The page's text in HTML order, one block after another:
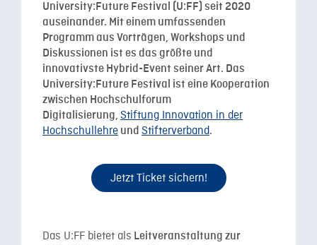
University:Future Festival (U:FF) seit 2020
auseinander. Mit einem umfassenden
Programm aus Vorträgen, Workshops und
Diskussionen ist es das größte und
innovativste Hybrid-Event seiner Art. Das
University:Future Festival ist eine Kooperation
zwischen Hochschulforum
Digitalisierung, Stiftung Innovation in der
Hochschullehre und Stifterverband.
Jetzt Ticket sichern!
Das U:FF bietet als Leitveranstaltung zur